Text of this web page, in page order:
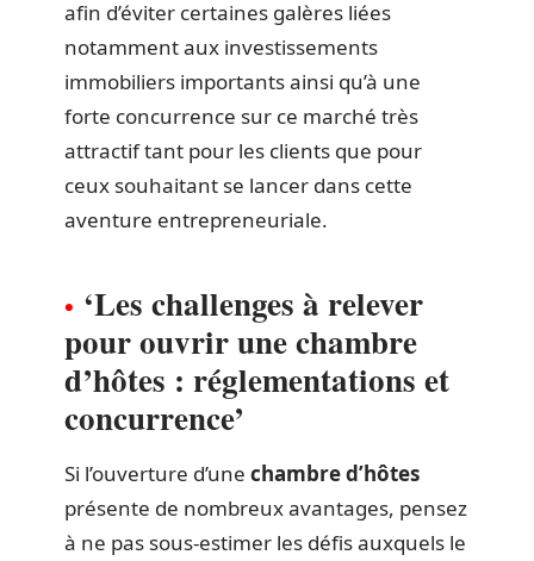
afin d’éviter certaines galères liées
notamment aux investissements
immobiliers importants ainsi qu’à une
forte concurrence sur ce marché très
attractif tant pour les clients que pour
ceux souhaitant se lancer dans cette
aventure entrepreneuriale.
‘Les challenges à relever
pour ouvrir une chambre
d’hôtes : réglementations et
concurrence’
Si l’ouverture d’une chambre d’hôtes
présente de nombreux avantages, pensez
à ne pas sous-estimer les défis auxquels le